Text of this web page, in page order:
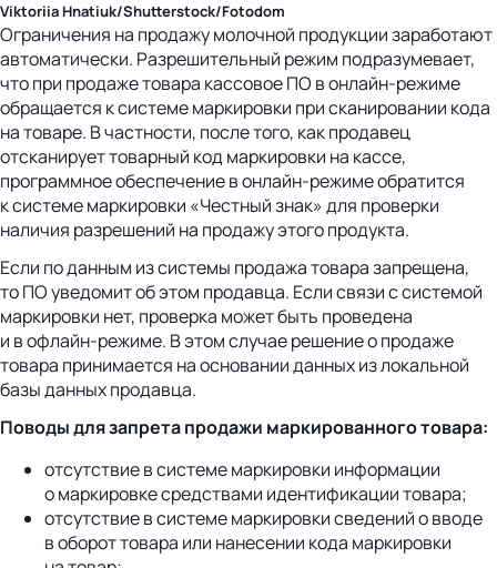
Viktoriia Hnatiuk/Shutterstock/Fotodom
Ограничения на продажу молочной продукции заработают
автоматически. Разрешительный режим подразумевает,
что при продаже товара кассовое ПО в онлайн-режиме
обращается к системе маркировки при сканировании кода
на товаре. В частности, после того, как продавец
отсканирует товарный код маркировки на кассе,
программное обеспечение в онлайн-режиме обратится
к системе маркировки «Честный знак» для проверки
наличия разрешений на продажу этого продукта.
Если по данным из системы продажа товара запрещена,
то ПО уведомит об этом продавца. Если связи с системой
маркировки нет, проверка может быть проведена
и в офлайн-режиме. В этом случае решение о продаже
товара принимается на основании данных из локальной
базы данных продавца.
Поводы для запрета продажи маркированного товара:
отсутствие в системе маркировки информации
о маркировке средствами идентификации товара;
отсутствие в системе маркировки сведений о вводе
в оборот товара или нанесении кода маркировки